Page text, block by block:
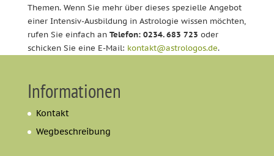
Themen. Wenn Sie mehr über dieses spezielle Angebot
einer Intensiv-Ausbildung in Astrologie wissen möchten,
rufen Sie einfach an Telefon: 0234. 683 723 oder
schicken Sie eine E-Mail: kontakt@astrologos.de.
Informationen
Kontakt
Wegbeschreibung